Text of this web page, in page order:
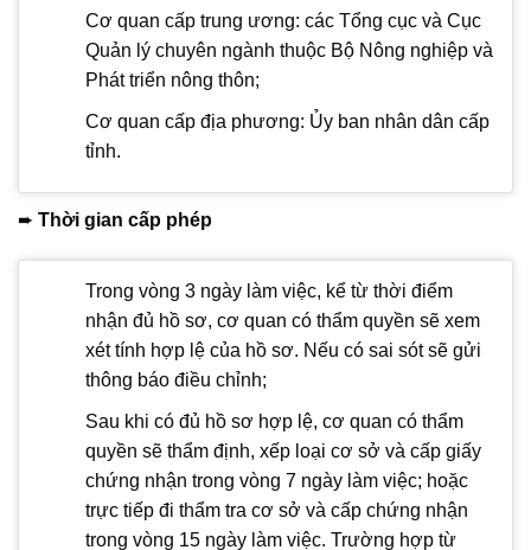
Cơ quan cấp trung ương: các Tổng cục và Cục
Quản lý chuyên ngành thuộc Bộ Nông nghiệp và
Phát triển nông thôn;
Cơ quan cấp địa phương: Ủy ban nhân dân cấp
tỉnh.
➨ Thời gian cấp phép
Trong vòng 3 ngày làm việc, kể từ thời điểm
nhận đủ hồ sơ, cơ quan có thẩm quyền sẽ xem
xét tính hợp lệ của hồ sơ. Nếu có sai sót sẽ gửi
thông báo điều chỉnh;
Sau khi có đủ hồ sơ hợp lệ, cơ quan có thẩm
quyền sẽ thẩm định, xếp loại cơ sở và cấp giấy
chứng nhận trong vòng 7 ngày làm việc; hoặc
trực tiếp đi thẩm tra cơ sở và cấp chứng nhận
trong vòng 15 ngày làm việc. Trường hợp từ